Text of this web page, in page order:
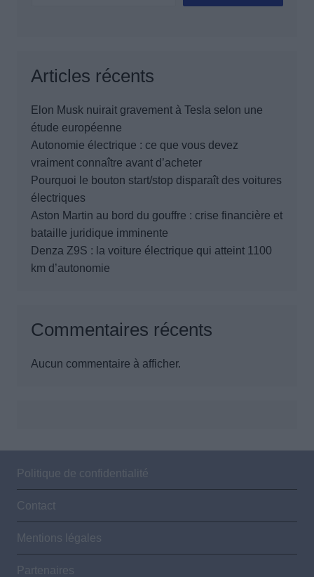
Articles récents
Elon Musk nuirait gravement à Tesla selon une
étude européenne
Autonomie électrique : ce que vous devez
vraiment connaître avant d’acheter
Pourquoi le bouton start/stop disparaît des voitures
électriques
Aston Martin au bord du gouffre : crise financière et
bataille juridique imminente
Denza Z9S : la voiture électrique qui atteint 1100
km d’autonomie
Commentaires récents
Aucun commentaire à afficher.
Politique de confidentialité
Contact
Mentions légales
Partenaires